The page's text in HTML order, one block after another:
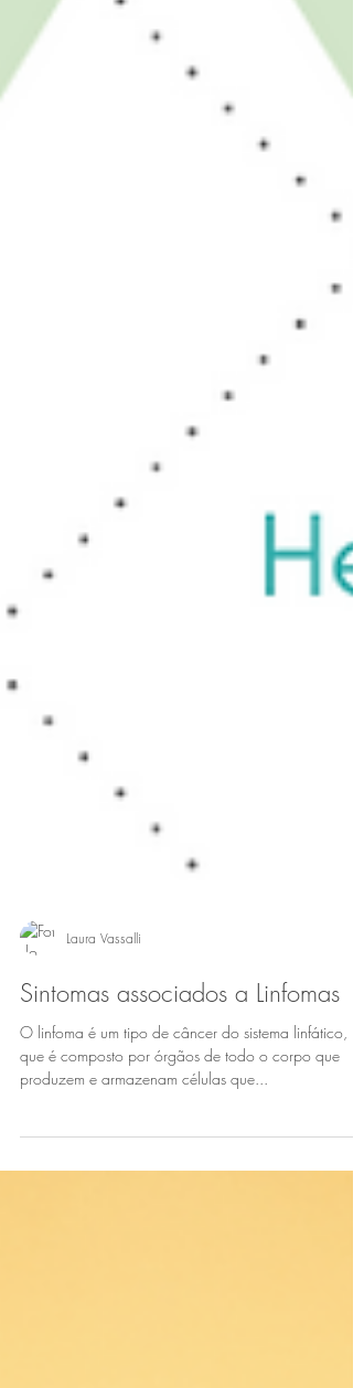
Laura Vassalli
Sintomas associados a Linfomas
O linfoma é um tipo de câncer do sistema linfático,